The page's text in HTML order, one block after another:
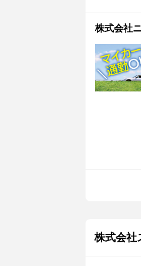
株式会社
株式会社